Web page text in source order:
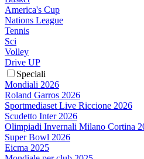
America's Cup
Nations League
Tennis
Sci
Volley
Drive UP
Speciali
Mondiali 2026
Roland Garros 2026
Sportmediaset Live Riccione 2026
Scudetto Inter 2026
Olimpiadi Invernali Milano Cortina
Super Bowl 2026
Eicma 2025